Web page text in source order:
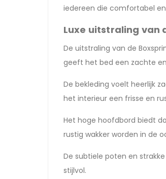
iedereen die comfortabel
Luxe uitstraling van
De uitstraling van de
geeft het bed een zachte
De bekleding voelt heerlijk
het interieur een frisse en
Het hoge hoofdbord biedt
rustig wakker worden in de
De subtiele poten en
stijlvol.